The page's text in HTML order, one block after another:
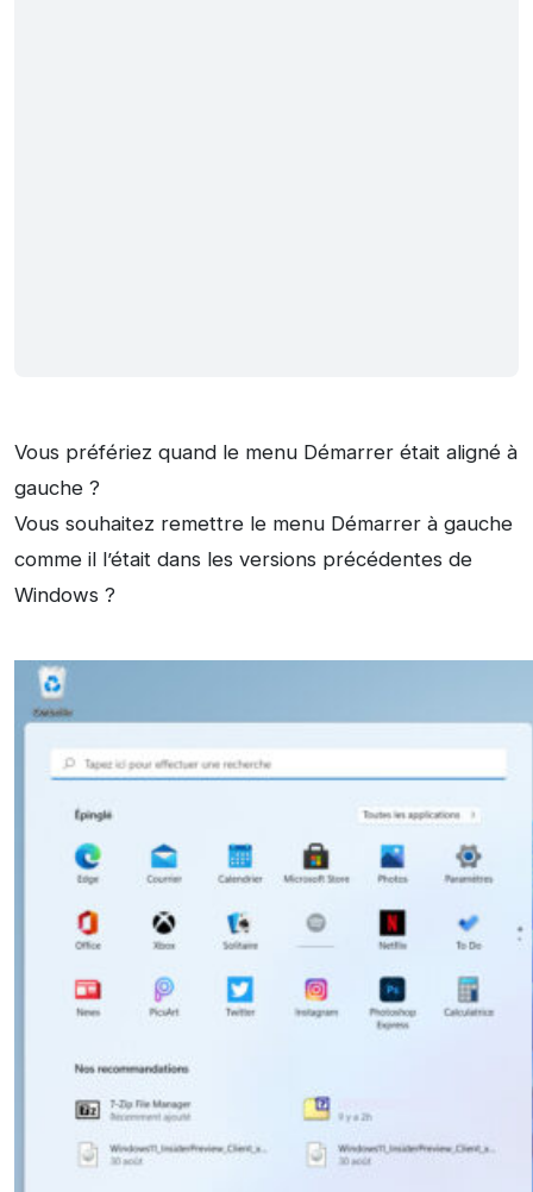
Vous préfériez quand le menu Démarrer était aligné à
gauche ?
Vous souhaitez remettre le menu Démarrer à gauche
comme il l’était dans les versions précédentes de
Windows ?